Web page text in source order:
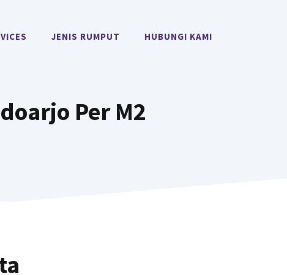
JENIS RUMPUT HUBUNGI KAMI
Per M2